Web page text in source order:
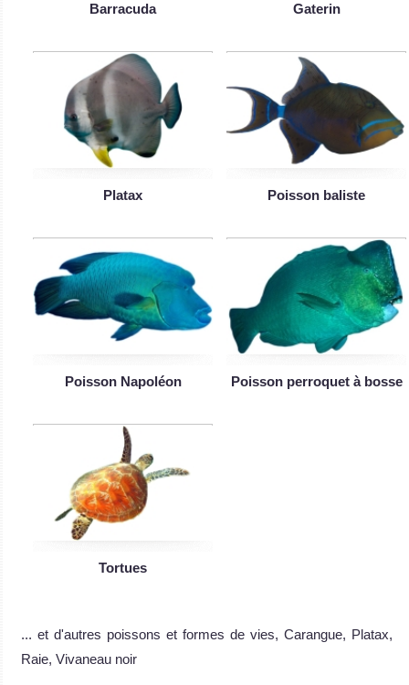
Barracuda Gaterin
Platax Poisson baliste
Poisson Napoléon Poisson perroquet à bosse
Tortues
... et d'autres poissons et formes de vies, Carangue, Platax,
Raie, Vivaneau noir